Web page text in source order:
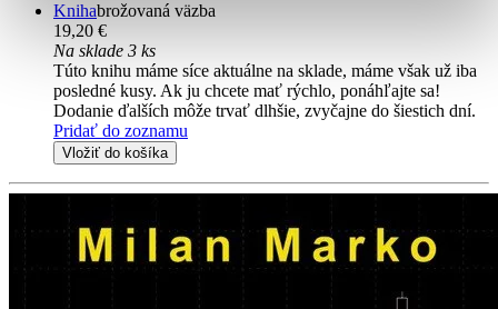
Knihabrožovaná väzba
19,20 €
Na sklade 3 ks
Túto knihu máme síce aktuálne na sklade, máme však už iba
posledné kusy. Ak ju chcete mať rýchlo, ponáhľajte sa!
Dodanie ďalších môže trvať dlhšie, zvyčajne do šiestich dní.
Pridať do zoznamu
Vložiť do košíka